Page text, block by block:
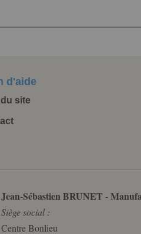
d'aide
du site
Jean-Sébastien BRUNET -
Siège social :
Centre Bonlieu